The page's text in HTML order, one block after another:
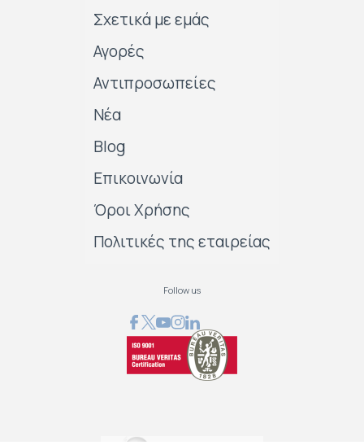
Σχετικά με εμάς
Αγορές
Αντιπροσωπείες
Νέα
Blog
Επικοινωνία
Όροι Χρήσης
Πολιτικές της εταιρείας
Follow us